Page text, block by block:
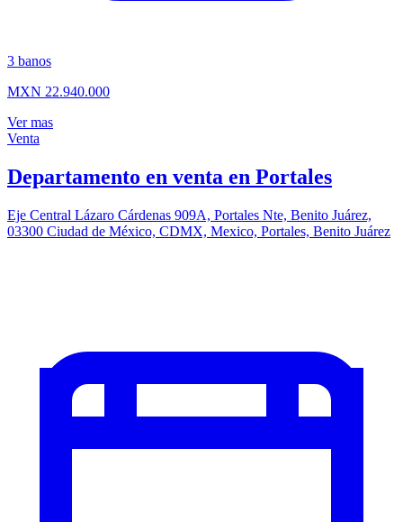
3 banos
MXN 22.940.000
Ver mas
Venta
Departamento en venta en Portales
Eje Central Lázaro Cárdenas 909A, Portales Nte, Benito Juárez,
03300 Ciudad de México, CDMX, Mexico, Portales, Benito Juárez